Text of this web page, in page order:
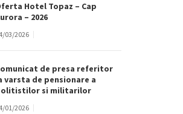
Hotel Topaz – Cap
– 2026
03/2026
de presa referitor
varsta de pensionare a
si militarilor
01/2026